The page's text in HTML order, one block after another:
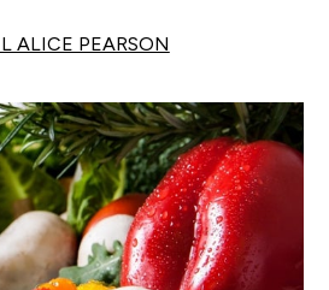
ALICE PEARSON